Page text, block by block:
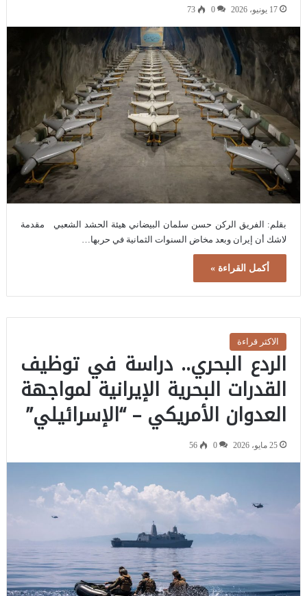
17 يونيو، 2026 0
73
بقلم: الفريق الركن حسن سلمان البيضاني هيئة الحشد الشعبي مقدمة
لاشك أن إيران وبعد مخاض السنوات الثمانية في حربها…
أكمل القراءة »
الاكثر قراءة
الردع البحري.. دراسة في توظيف
القدرات البحرية الإيرانية لمواجهة
العدوان الأمريكي – “الإسرائيلي”
25 مايو، 2026 0
56